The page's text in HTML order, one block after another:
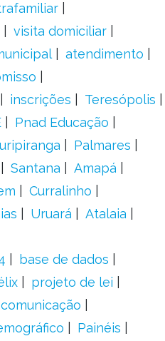
visita domiciliar
atendimento
inscrições
Teresópolis
Pnad Educação
Palmares
Santana
Amapá
Curralinho
Uruará
Atalaia
base de dados
projeto de lei
comunicação
Painéis